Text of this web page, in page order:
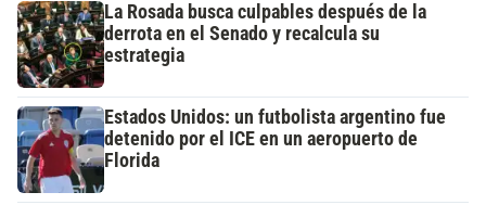
La Rosada busca culpables después de la
derrota en el Senado y recalcula su
estrategia
Estados Unidos: un futbolista argentino fue
detenido por el ICE en un aeropuerto de
Florida